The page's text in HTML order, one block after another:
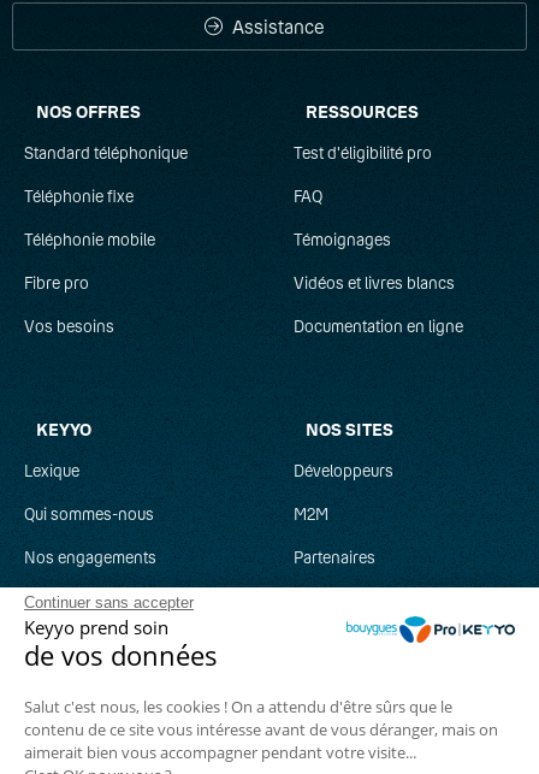
Continuer sans accepter
Keyyo prend soin
de vos données
Salut c'est nous, les cookies ! On a attendu d'être sûrs que le
contenu de ce site vous intéresse avant de vous déranger, mais on
aimerait bien vous accompagner pendant votre visite...
Assistance
NOS OFFRES
Standard téléphonique
Téléphonie fixe
Téléphonie mobile
Fibre pro
Vos besoins
RESSOURCES
Test d'éligibilité pro
FAQ
Témoignages
Vidéos et livres blancs
Documentation en ligne
KEYYO
Lexique
Qui sommes-nous
Nos engagements
Recrutement
Parrainage
NOS SITES
Développeurs
M2M
Partenaires
Suivez-nous :